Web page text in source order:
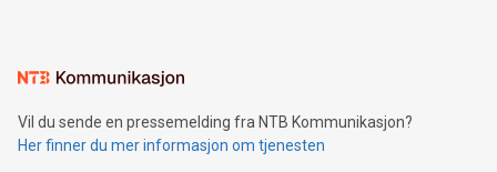
Vil du sende en pressemelding fra NTB Kommunikasjon?
Her finner du mer informasjon om tjenesten